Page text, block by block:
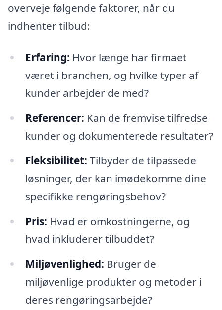
overveje følgende faktorer, når du
indhenter tilbud:
Erfaring: Hvor længe har firmaet
været i branchen, og hvilke typer af
kunder arbejder de med?
Referencer: Kan de fremvise tilfredse
kunder og dokumenterede resultater?
Fleksibilitet: Tilbyder de tilpassede
løsninger, der kan imødekomme dine
specifikke rengøringsbehov?
Pris: Hvad er omkostningerne, og
hvad inkluderer tilbuddet?
Miljøvenlighed: Bruger de
miljøvenlige produkter og metoder i
deres rengøringsarbejde?